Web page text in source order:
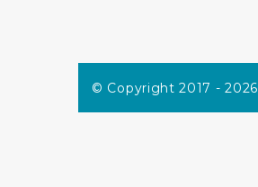
© Copyright 2017 - 2026